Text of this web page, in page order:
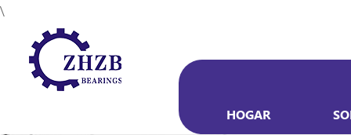
\
HOGAR